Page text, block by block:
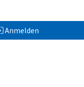
Anmelden